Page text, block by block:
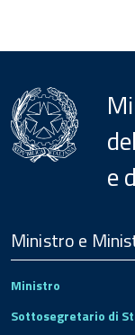
e
Footer
Ministro e
Ministro
Sottosegretario di